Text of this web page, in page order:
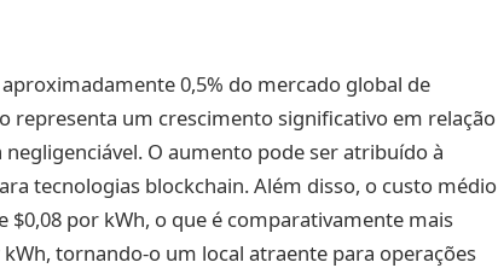
0,5% do mercado global de
representa um crescimento significativo em relação
O aumento pode ser atribuído à
tecnologias blockchain. Além disso, o custo médio
$0,08 por kWh, o que é comparativamente mais
tornando-o um local atraente para operações